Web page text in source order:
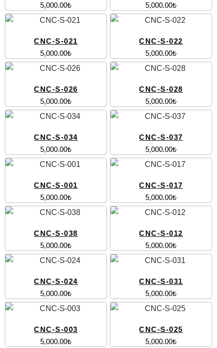
5,000.00₺ 5,000.00₺
CNC-S-021
5,000.00₺
CNC-S-022
5,000.00₺
CNC-S-026
5,000.00₺
CNC-S-028
5,000.00₺
CNC-S-034
5,000.00₺
CNC-S-037
5,000.00₺
CNC-S-001
5,000.00₺
CNC-S-017
5,000.00₺
CNC-S-038
5,000.00₺
CNC-S-012
5,000.00₺
CNC-S-024
5,000.00₺
CNC-S-031
5,000.00₺
CNC-S-003
5,000.00₺
CNC-S-025
5,000.00₺